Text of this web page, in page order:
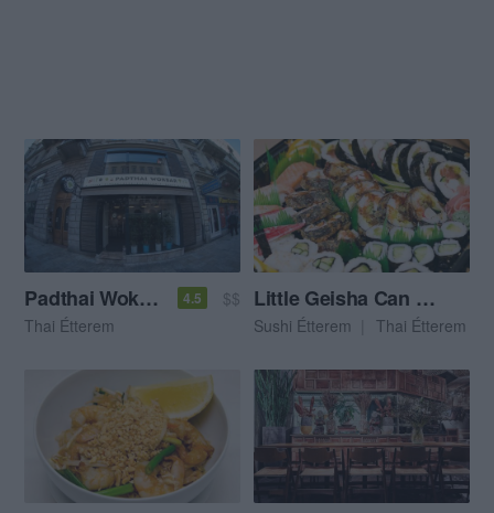
Padthai Wokbar 4.5
$$
Thai Étterem
Little Geisha Can Cook
Sushi Étterem Thai Étterem